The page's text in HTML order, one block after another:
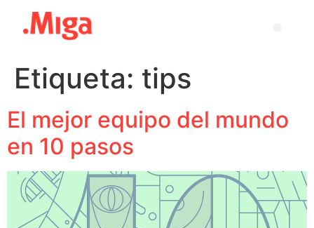
Etiqueta: tips
El mejor equipo del mundo
en 10 pasos